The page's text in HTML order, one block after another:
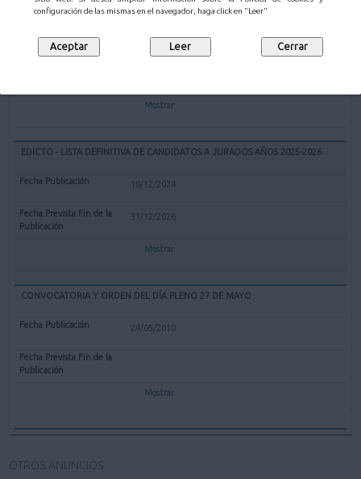
configuración de las mismas en el navegador, haga click en "Leer"
EXPEDIENTE REDENOMINACIÓN BOLERA CUBIERTA "EL PARQUE" DE
12/02/2025
Mostrar
EDICTO - LISTA DEFINITIVA DE CANDIDATOS A JURADOS AÑOS 2025-2026
18/12/2024
31/12/2026
Mostrar
CONVOCATORIA Y ORDEN DEL DÍA PLENO 27 DE MAYO
24/05/2010
Mostrar
OTROS ANUNCIOS